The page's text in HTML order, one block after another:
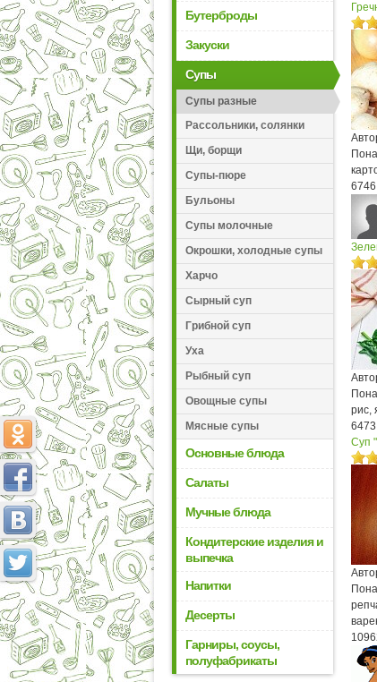
Бутерброды
Закуски
Супы
Супы разные
Рассольники, солянки
Щи, борщи
Супы-пюре
Бульоны
Супы молочные
Окрошки, холодные супы
Харчо
Сырный суп
Грибной суп
Уха
Рыбный суп
Овощные супы
Мясные супы
Основные блюда
Салаты
Мучные блюда
Кондитерские изделия и
выпечка
Напитки
Десерты
Гарниры, соусы,
полуфабрикаты
6746
рис,
6473
Суп